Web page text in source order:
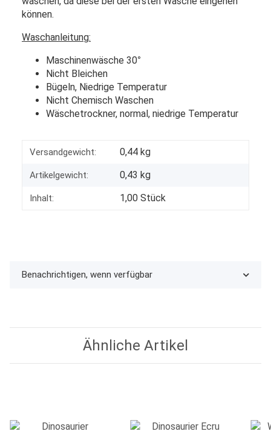
können.
Waschanleitung:
Maschinenwäsche 30°
Nicht Bleichen
Bügeln, Niedrige Temperatur
Nicht Chemisch Waschen
Wäschetrockner, normal, niedrige Temperatur
Versandgewicht: 0,44 kg
Artikelgewicht: 0,43 kg
Inhalt: 1,00 Stück
Benachrichtigen, wenn verfügbar
Ähnliche Artikel